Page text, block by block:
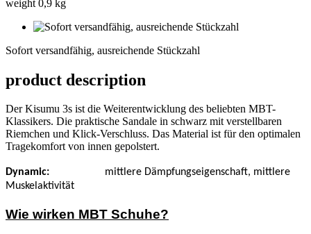
weight 0,9 kg
Sofort versandfähig, ausreichende Stückzahl
product description
Der Kisumu 3s ist die Weiterentwicklung des beliebten MBT-
Klassikers. Die praktische Sandale in schwarz mit verstellbaren
Riemchen und Klick-Verschluss. Das Material ist für den optimalen
Tragekomfort von innen gepolstert.
Dynamic:
mittlere Dämpfungseigenschaft, mittlere
Muskelaktivität
Wie wirken MBT Schuhe?